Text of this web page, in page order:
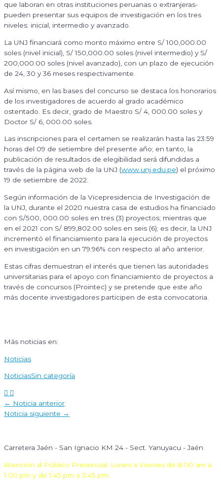
que laboran en otras instituciones peruanas o extranjeras-
pueden presentar sus equipos de investigación en los tres
niveles: inicial, intermedio y avanzado.
La UNJ financiará como monto máximo entre S/ 100,000.00
soles (nivel inicial), S/ 150,000.00 soles (nivel intermedio) y S/
200,000.00 soles (nivel avanzado), con un plazo de ejecución
de 24, 30 y 36 meses respectivamente.
Así mismo, en las bases del concurso se destaca los honorarios
de los investigadores de acuerdo al grado académico
ostentado. Es decir, grado de Maestro S/ 4, 000.00 soles y
Doctor S/ 6, 000.00 soles.
Las inscripciones para el certamen se realizarán hasta las 23:59
horas del 09 de setiembre del presente año; en tanto, la
publicación de resultados de elegibilidad será difundidas a
través de la página web de la UNJ (www.unj.edu.pe) el próximo
19 de setiembre de 2022.
Según información de la Vicepresidencia de Investigación de
la UNJ, durante el 2020 nuestra casa de estudios ha financiado
con S/500, 000.00 soles en tres (3) proyectos; mientras que
en el 2021 con S/ 899,802.00 soles en seis (6); es decir, la UNJ
incrementó el financiamiento para la ejecución de proyectos
en investigación en un 79.96% con respecto al año anterior.
Estas cifras demuestran el interés que tienen las autoridades
universitarias para el apoyo con financiamiento de proyectos a
través de concursos (Prointec) y se pretende que este año
más docente investigadores participen de esta convocatoria.
Más noticias en:
Noticias
NoticiasSin categoría
Navegación
de
← Noticia anterior
Noticia siguiente →
Carretera Jaén - San Ignacio KM 24 - Sect. Yanuyacu - Jaén
Atención al Público Presencial: Lunes a Viernes de 8:00 am a
1:00 pm y de 1:45 pm a 3:45 pm.